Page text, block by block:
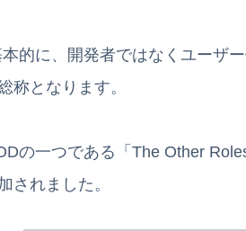
的に、開発者ではなくユーザ
称となります。
の一つである「The Other
されました。